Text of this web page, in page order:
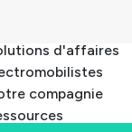
d'affaires
compagnie